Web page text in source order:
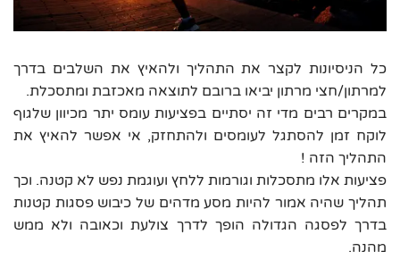
כל הניסיונות לקצר את התהליך ולהאיץ את השלבים בדרך
למרתון/חצי מרתון יביאו ברובם לתוצאה מאכזבת ומתסכלת.
במקרים רבים מדי זה יסתיים בפציעות עומס יתר מכיוון שלגוף
לוקח זמן להסתגל לעומסים ולהתחזק, אי אפשר להאיץ את
התהליך הזה !
פציעות אלו מתסכלות וגורמות ללחץ ועוגמת נפש לא קטנה. וכך
תהליך שהיה אמור להיות מסע מדהים של כיבוש פסגות קטנות
בדרך לפסגה הגדולה הופך לדרך צולעת וכאובה ולא ממש
מהנה.